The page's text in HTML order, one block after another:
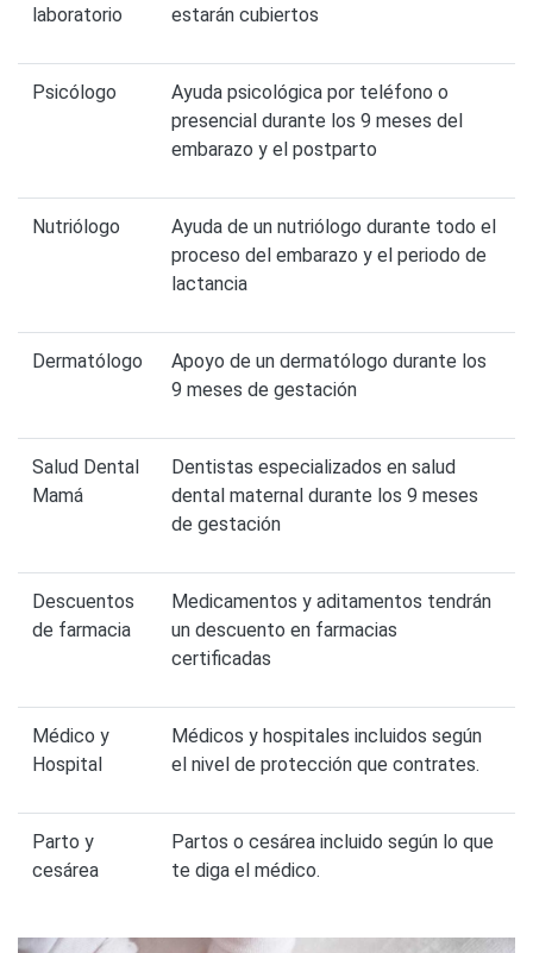
laboratorio
estarán cubiertos
Psicólogo
Ayuda psicológica por teléfono o
presencial durante los 9 meses del
embarazo y el postparto
Nutriólogo
Ayuda de un nutriólogo durante todo el
proceso del embarazo y el periodo de
lactancia
Dermatólogo
Apoyo de un dermatólogo durante los
9 meses de gestación
Salud Dental
Mamá
Dentistas especializados en salud
dental maternal durante los 9 meses
de gestación
Descuentos
de farmacia
Medicamentos y aditamentos tendrán
un descuento en farmacias
certificadas
Médico y
Hospital
Médicos y hospitales incluidos según
el nivel de protección que contrates.
Parto y
cesárea
Partos o cesárea incluido según lo que
te diga el médico.